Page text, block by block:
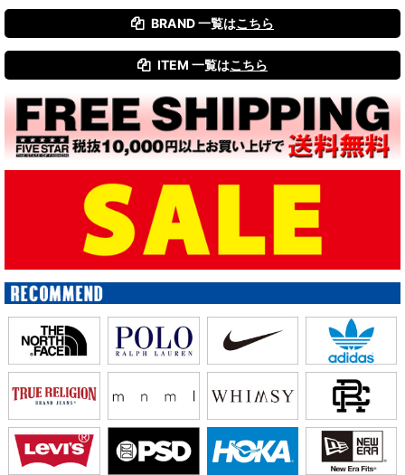
絞り込む
BRAND 一覧はこちら
ITEM 一覧はこちら